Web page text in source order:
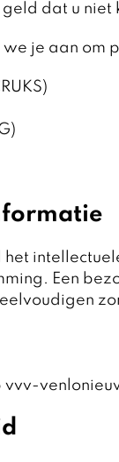
dat u
je aan om
Een